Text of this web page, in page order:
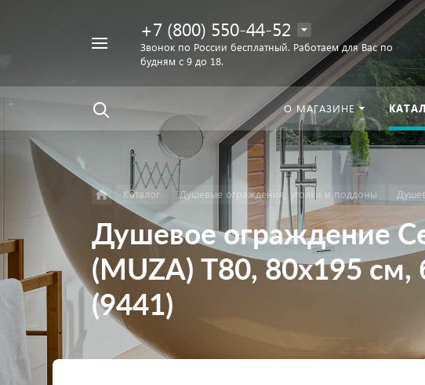
+7 (800) 550-44-52
Звонок по России бесплатный. Работаем для Вас по
будням с 9 до 18.
О МАГАЗИНЕ
Каталог Душевые ограждения, уголки и поддоны
Душевое ограждение
(MUZA) T80, 80х195 см,
(9441)